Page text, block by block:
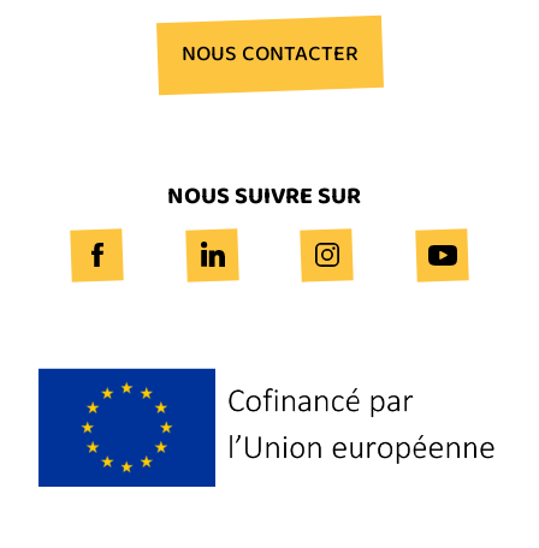
NOUS CONTACTER
NOUS SUIVRE SUR
Logo
Europe